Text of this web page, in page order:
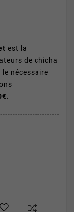
est la
de chicha
nécessaire